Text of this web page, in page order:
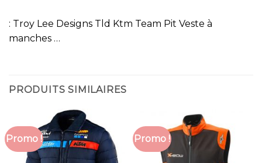
: Troy Lee Designs Tld Ktm Team Pit Veste à
manches …
PRODUITS SIMILAIRES
Promo ! Promo !